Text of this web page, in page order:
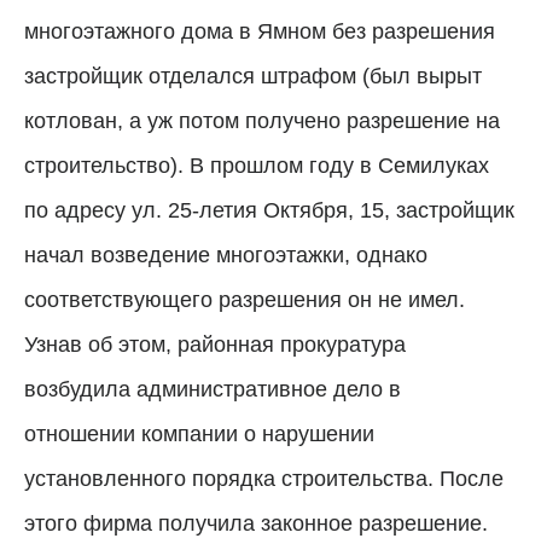
многоэтажного дома в Ямном без разрешения
застройщик отделался штрафом (был вырыт
котлован, а уж потом получено разрешение на
строительство). В прошлом году в Семилуках
по адресу ул. 25-летия Октября, 15, застройщик
начал возведение многоэтажки, однако
соответствующего разрешения он не имел.
Узнав об этом, районная прокуратура
возбудила административное дело в
отношении компании о нарушении
установленного порядка строительства. После
этого фирма получила законное разрешение.